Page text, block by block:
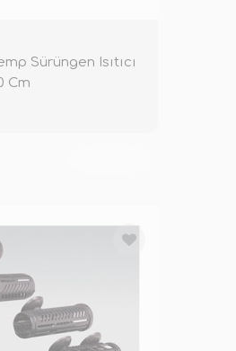
Sürüngen Isıtıcı
Cm